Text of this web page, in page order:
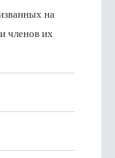
на
членов их